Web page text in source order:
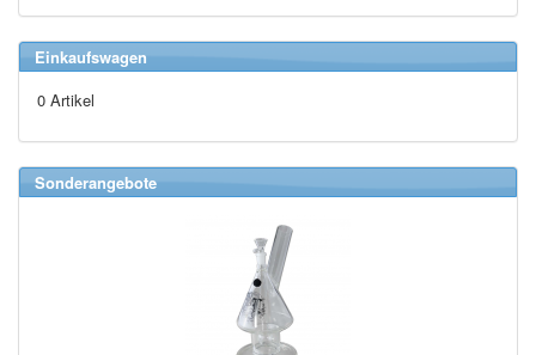
Einkaufswagen
0 Artikel
Sonderangebote